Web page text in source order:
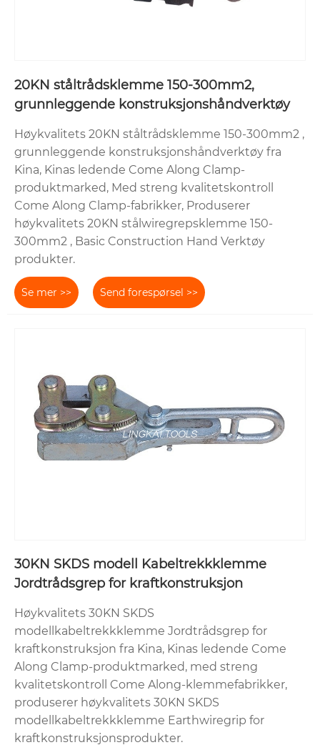
20KN ståltrådsklemme 150-300mm2,
grunnleggende konstruksjonshåndverktøy
Høykvalitets 20KN ståltrådsklemme 150-300mm2 ,
grunnleggende konstruksjonshåndverktøy fra
Kina, Kinas ledende Come Along Clamp-
produktmarked, Med streng kvalitetskontroll
Come Along Clamp-fabrikker, Produserer
høykvalitets 20KN stålwiregrepsklemme 150-
300mm2 , Basic Construction Hand Verktøy
produkter.
Se mer >> Send forespørsel >>
30KN SKDS modell Kabeltrekkklemme
Jordtrådsgrep for kraftkonstruksjon
Høykvalitets 30KN SKDS
modellkabeltrekkklemme Jordtrådsgrep for
kraftkonstruksjon fra Kina, Kinas ledende Come
Along Clamp-produktmarked, med streng
kvalitetskontroll Come Along-klemmefabrikker,
produserer høykvalitets 30KN SKDS
modellkabeltrekkklemme Earthwiregrip for
kraftkonstruksjonsprodukter.